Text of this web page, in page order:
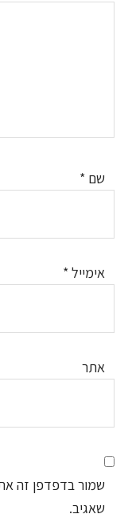
שם *
אימייל *
אתר
שמור בדפדפן זה
שאגיב.